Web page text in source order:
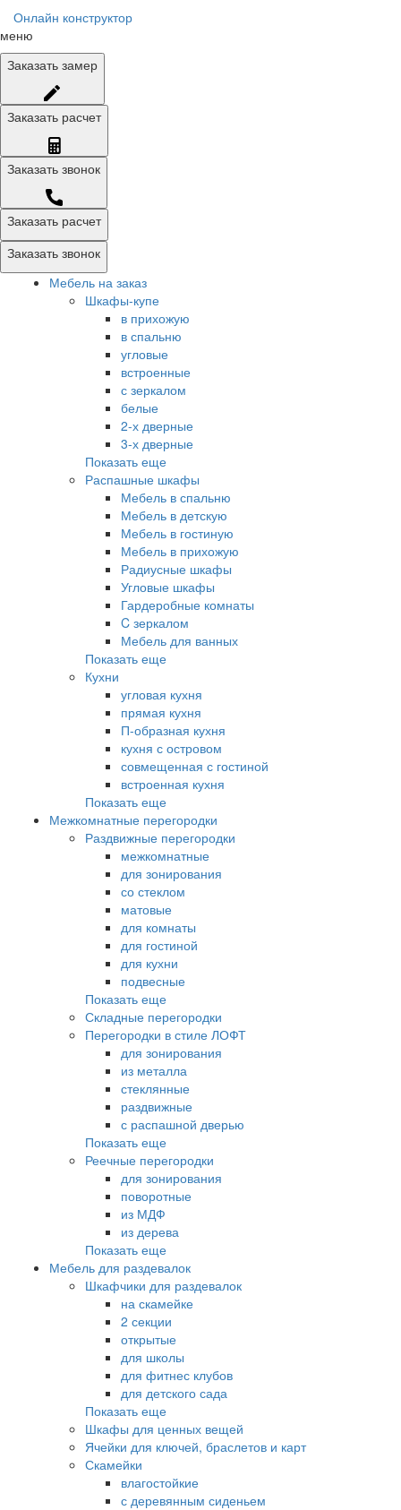
Онлайн конструктор
меню
Заказать замер
Заказать расчет
Заказать звонок
Заказать расчет
Заказать звонок
Мебель на заказ
Шкафы-купе
в прихожую
в спальню
угловые
встроенные
с зеркалом
белые
2-х дверные
3-х дверные
Показать еще
Распашные шкафы
Мебель в спальню
Мебель в детскую
Мебель в гостиную
Мебель в прихожую
Радиусные шкафы
Угловые шкафы
Гардеробные комнаты
C зеркалом
Мебель для ванных
Показать еще
Кухни
угловая кухня
прямая кухня
П-образная кухня
кухня с островом
совмещенная с гостиной
встроенная кухня
Показать еще
Межкомнатные перегородки
Раздвижные перегородки
межкомнатные
для зонирования
со стеклом
матовые
для комнаты
для гостиной
для кухни
подвесные
Показать еще
Складные перегородки
Перегородки в стиле ЛОФТ
для зонирования
из металла
стеклянные
раздвижные
с распашной дверью
Показать еще
Реечные перегородки
для зонирования
поворотные
из МДФ
из дерева
Показать еще
Мебель для раздевалок
Шкафчики для раздевалок
на скамейке
2 секции
открытые
для школы
для фитнес клубов
для детского сада
Показать еще
Шкафы для ценных вещей
Ячейки для ключей, браслетов и карт
Скамейки
влагостойкие
с деревянным сиденьем